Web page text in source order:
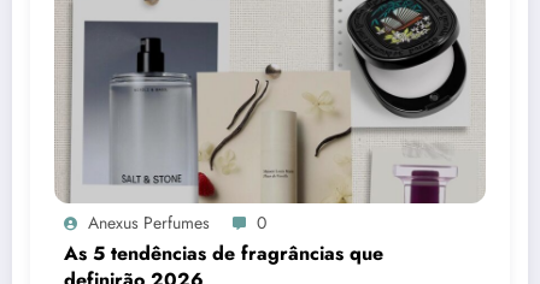
Anexus Perfumes 0
As 5 tendências de fragrâncias que